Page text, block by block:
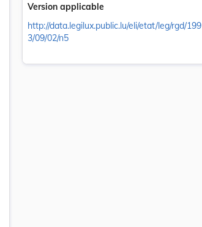
Version applicable
http://data.legilux.public.lu/eli/etat/leg/rgd/199
3/09/02/n5